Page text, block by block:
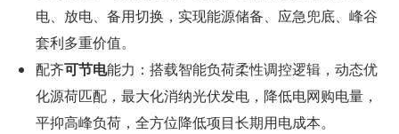
电、放电、备用切换，实现能源储备、应急兜底、峰谷
套利多重价值。
配齐可节电能力：搭载智能负荷柔性调控逻辑，动态优
化源荷匹配，最大化消纳光伏发电，降低电网购电量，
平抑高峰负荷，全方位降低项目长期用电成本。